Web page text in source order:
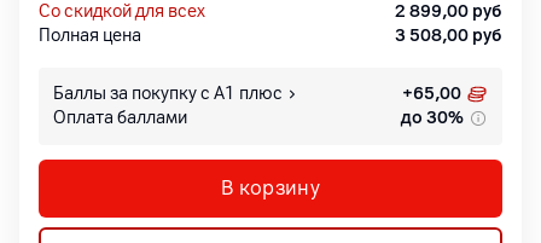
со скидкой для всех 2 899,00 руб
Полная цена
3 508,00 руб
Баллы за покупку с А1 плюс +65,00
Оплата баллами
до 30%
В корзину